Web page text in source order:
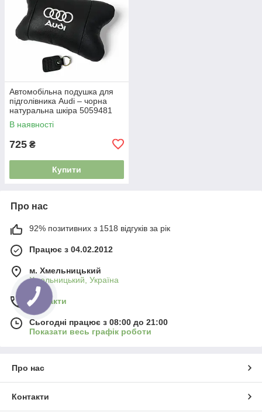
Автомобільна подушка для
підголівника Audi – чорна
натуральна шкіра 5059481
В наявності
725 ₴
Купити
Про нас
92% позитивних з 1518 відгуків за рік
Працює з 04.02.2012
м. Хмельницький
Хмельницький, Україна
Контакти
Сьогодні працює з 08:00 до 21:00
Показати весь графік роботи
Про нас
Контакти